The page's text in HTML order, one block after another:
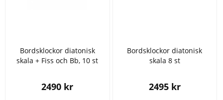
Bordsklockor diatonisk
skala + Fiss och Bb, 10 st
2490 kr
Bordsklockor diatonisk
skala 8 st
2495 kr